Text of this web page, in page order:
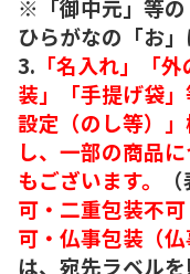
※「御中元」等の
ひらがなの「お」
3. 「名入れ」「
装」「手提げ袋
設定（のし等）
し、一部の商品
もございます。
可・二重包装不
可・仏事包装（仏
は、宛先ラベル